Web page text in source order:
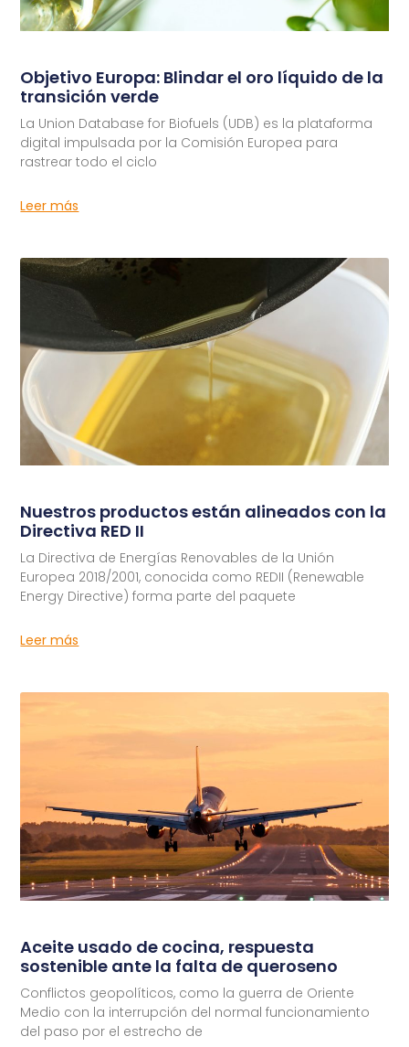
Objetivo Europa: Blindar el oro líquido de la
transición verde
La Union Database for Biofuels (UDB) es la plataforma
digital impulsada por la Comisión Europea para
rastrear todo el ciclo
Leer más
Nuestros productos están alineados con la
Directiva RED II
La Directiva de Energías Renovables de la Unión
Europea 2018/2001, conocida como REDII (Renewable
Energy Directive) forma parte del paquete
Leer más
Aceite usado de cocina, respuesta
sostenible ante la falta de queroseno
Conflictos geopolíticos, como la guerra de Oriente
Medio con la interrupción del normal funcionamiento
del paso por el estrecho de